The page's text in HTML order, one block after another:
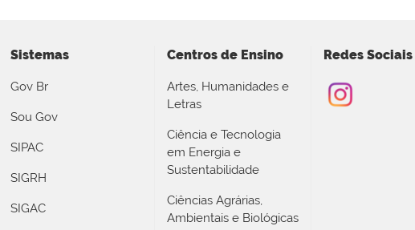
Sistemas
Gov Br
Sou Gov
SIPAC
SIGRH
SIGAC
Centros de Ensino
Artes, Humanidades e
Letras
Ciência e Tecnologia
em Energia e
Sustentabilidade
Ciências Agrárias,
Ambientais e Biológicas
Redes Sociais